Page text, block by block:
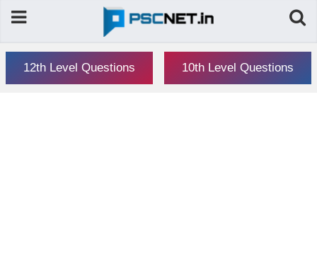
12th Level Questions 10th Level Questions